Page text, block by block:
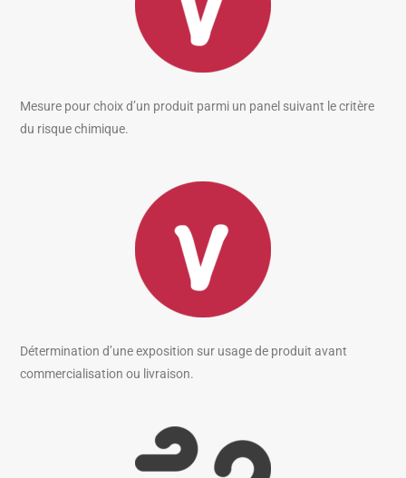
Mesure pour choix d’un produit parmi un panel suivant le critère
du risque chimique.
Détermination d’une exposition sur usage de produit avant
commercialisation ou livraison.